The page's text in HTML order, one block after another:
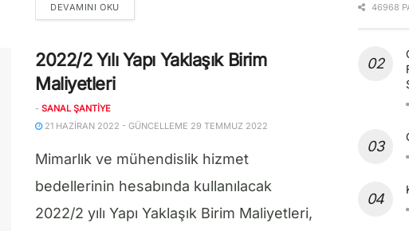
DEVAMINI OKUDETAILS
2022/2 Yılı Yapı Yaklaşık Birim
Maliyetleri
- SANAL ŞANTIYE
21 HAZIRAN 2022 - GÜNCELLEME 29 TEMMUZ 2022
Mimarlık ve mühendislik hizmet
bedellerinin hesabında kullanılacak
2022/2 yılı Yapı Yaklaşık Birim Maliyetleri,
46968